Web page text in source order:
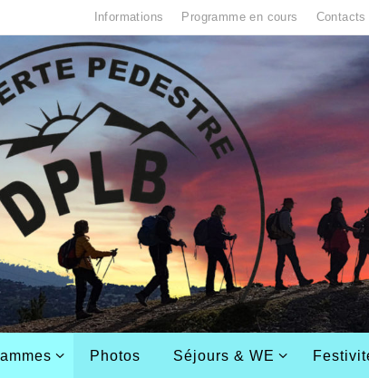
Informations Programme en cours Contacts
Photos Séjours & WE